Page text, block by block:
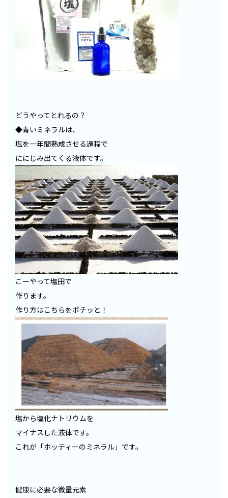
どうやってとれるの？
◆青いミネラルは、
塩を一年間熟成させる過程で
ににじみ出てくる液体です。
こーやって塩田で
作ります。
作り方はこちらをポチッと！
塩から塩化ナトリウムを
マイナスした液体です。
これが「ホッティーのミネラル」です。
健康に必要な微量元素